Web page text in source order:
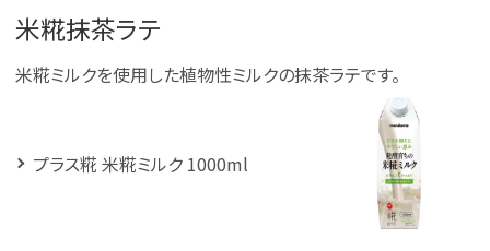
米糀抹茶ラテ
米糀ミルクを使用した植物性ミルクの抹茶ラテです。
プラス糀 米糀ミルク 1000ml